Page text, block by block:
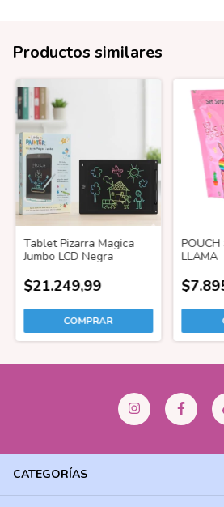
Productos similares
Tablet Pizarra Magica
Jumbo LCD Negra
$21.249,99
POUCH
LLAMA
CATEGORÍAS